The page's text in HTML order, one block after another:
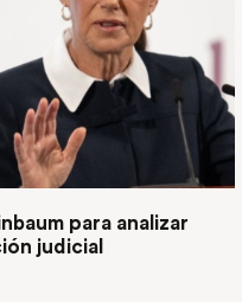
para analizar
judicial